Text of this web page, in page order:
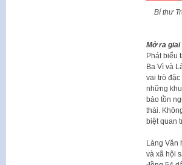
Bí thư
Mở ra
Phát biểu
Ba Vì và
vai trò
những
bảo tồn
thái.
biệt quan
Làng Văn
và xã hội